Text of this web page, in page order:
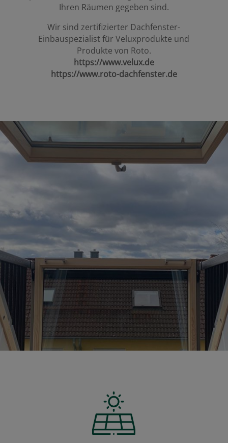
Ihren Räumen gegeben sind.
Wir sind zertifizierter Dachfenster-
Einbauspezialist für Veluxprodukte und
Produkte von Roto.
https://www.velux.de
https://www.roto-dachfenster.de